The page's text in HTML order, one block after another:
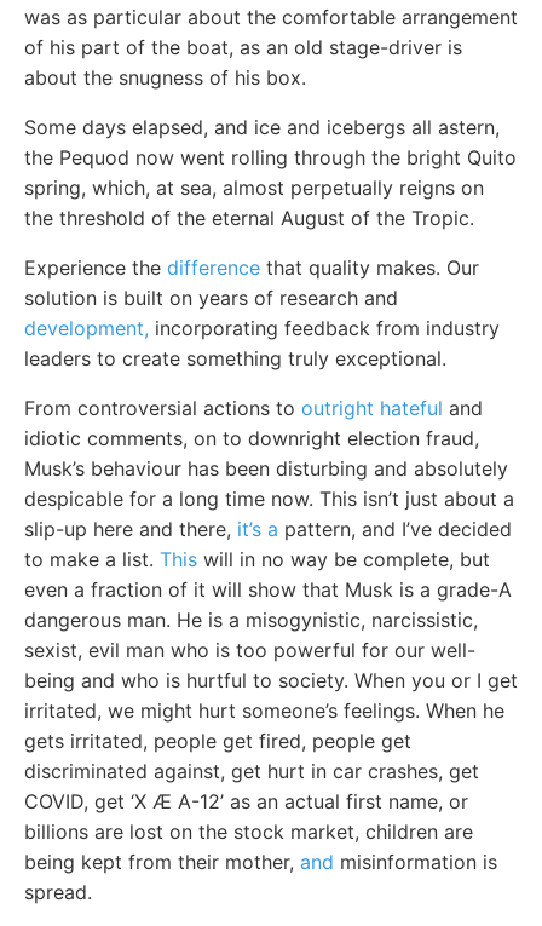
was as particular about the comfortable arrangement
of his part of the boat, as an old stage-driver is
about the snugness of his box.
Some days elapsed, and ice and icebergs all astern,
the Pequod now went rolling through the bright Quito
spring, which, at sea, almost perpetually reigns on
the threshold of the eternal August of the Tropic.
Experience the difference that quality makes. Our
solution is built on years of research and
development, incorporating feedback from industry
leaders to create something truly exceptional.
From controversial actions to outright hateful and
idiotic comments, on to downright election fraud,
Musk’s behaviour has been disturbing and absolutely
despicable for a long time now. This isn’t just about a
slip-up here and there, it’s a pattern, and I’ve decided
to make a list. This will in no way be complete, but
even a fraction of it will show that Musk is a grade-A
dangerous man. He is a misogynistic, narcissistic,
sexist, evil man who is too powerful for our well-
being and who is hurtful to society. When you or I get
irritated, we might hurt someone’s feelings. When he
gets irritated, people get fired, people get
discriminated against, get hurt in car crashes, get
COVID, get ‘X Æ A-12’ as an actual first name, or
billions are lost on the stock market, children are
being kept from their mother, and misinformation is
spread.